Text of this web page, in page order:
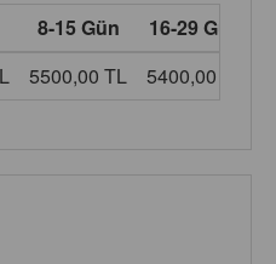
8-15 Gün 16-29 Gün
5500,00 TL 5400,00 TL